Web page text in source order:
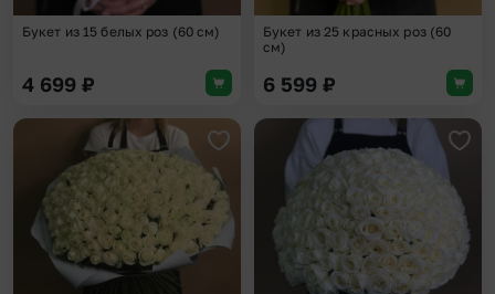
Букет из 15 белых роз (60 см)
4 699 ₽
Букет из 25 красных роз (60
см)
6 599 ₽
Добавить в избранное